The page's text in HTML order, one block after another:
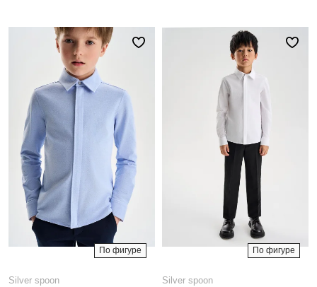
По фигуре
Silver spoon
По фигуре
Silver spoon